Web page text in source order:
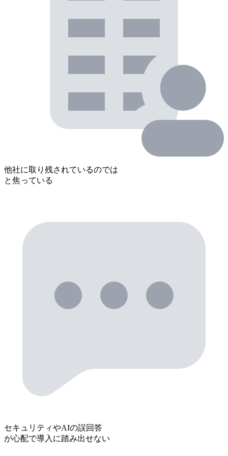
他社に取り残されているのでは
と焦っている
セキュリティやAIの誤回答
が心配で導入に踏み出せない